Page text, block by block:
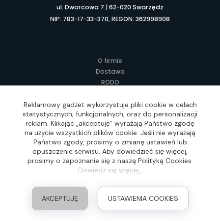
ul. Dworcowa 7 | 62-020 Swarzędz
NIP: 783-17-33-370, REGON: 362998908
O firmie
Dostawa
RODO
Regulamin
Lokalne Gadżety Reklamowe
Jak zamawiać?
Słownik pojęć
FAQ
Realizacja: Idea4Me.pl, Wszelkie prawa zastrzeżone
Reklamowy gadżet wykorzystuje pliki cookie w celach
statystycznych, funkcjonalnych, oraz do personalizacji
reklam. Klikając „akceptuję” wyrażają Państwo zgodę
na użycie wszystkich plików cookie. Jeśli nie wyrażają
Państwo zgody, prosimy o zmianę ustawień lub
opuszczenie serwisu. Aby dowiedzieć się więcej,
prosimy o zapoznanie się z naszą Polityką Cookies.
Dowiedz się więcej..
AKCEPTUJĘ USTAWIENIA COOKIES